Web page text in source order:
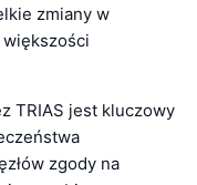
zmiany w
TRIAS jest kluczowy
zgody na